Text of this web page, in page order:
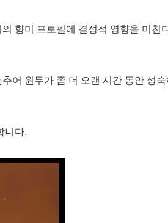
향미 프로필에 결정적 영향을 미친
어 원두가 좀 더 오랜 시간 동안 성숙
니다.